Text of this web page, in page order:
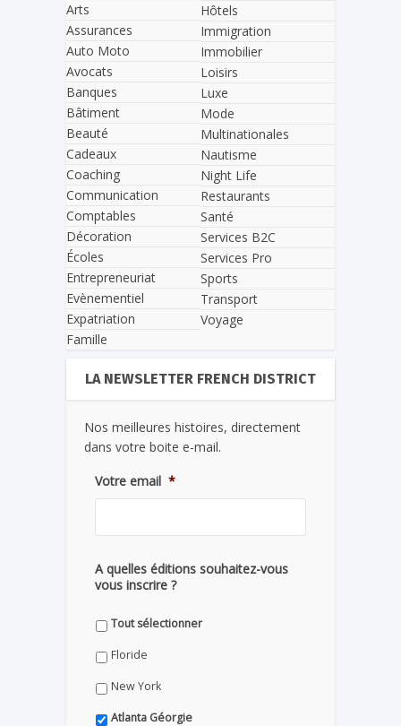
Arts
Assurances
Auto Moto
Avocats
Banques
Bâtiment
Beauté
Cadeaux
Coaching
Communication
Comptables
Décoration
Écoles
Entrepreneuriat
Evènementiel
Expatriation
Famille
Hôtels
Immigration
Immobilier
Loisirs
Luxe
Mode
Multinationales
Nautisme
Night Life
Restaurants
Santé
Services B2C
Services Pro
Sports
Transport
Voyage
LA NEWSLETTER FRENCH DISTRICT
Nos meilleures histoires, directement
dans votre boite e-mail.
Votre email *
A quelles éditions souhaitez-vous
vous inscrire ?
Tout sélectionner
Floride
New York
Atlanta Géorgie